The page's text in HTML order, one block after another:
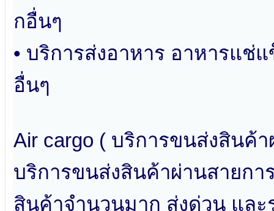
กอื่นๆ
• บริการส่งอาหาร อาหารแช่
อื่นๆ
Air cargo ( บริการขนส่งสินค้
บริการขนส่งสินค้าผ่านสายกา
สินค้าจำนวนมาก ส่งด่วน แล